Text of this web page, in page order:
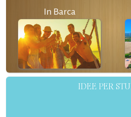
In Barca
IDEE PER